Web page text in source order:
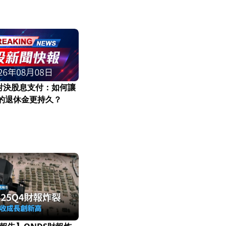
決股息支付：如何讓
退休金更持久？